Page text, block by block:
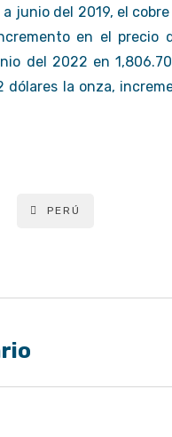
junio del 2019, el
en el precio
del 2022 en
dólares la onza,
PERÚ